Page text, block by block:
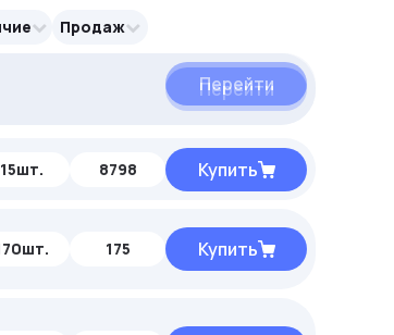
Продаж
Перейти
Перейти
Перейти
15шт. 8798 Купить
175 Купить